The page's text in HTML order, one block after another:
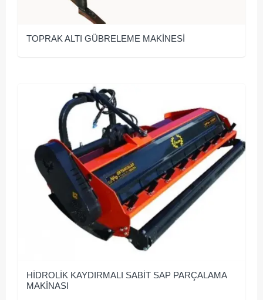
TOPRAK ALTI GÜBRELEME MAKİNESİ
HİDROLİK KAYDIRMALI SABİT SAP PARÇALAMA
MAKİNASI